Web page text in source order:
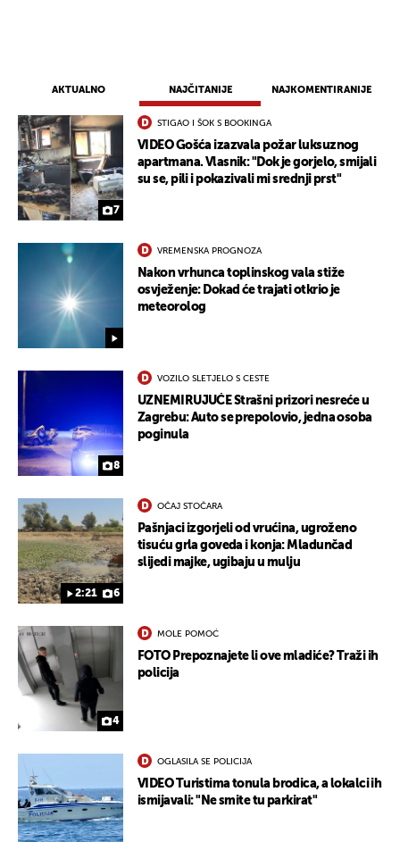
AKTUALNO NAJČITANIJE NAJKOMENTIRANIJE
7
STIGAO I ŠOK S BOOKINGA
VIDEO Gošća izazvala požar luksuznog
apartmana. Vlasnik: "Dok je gorjelo, smijali
su se, pili i pokazivali mi srednji prst"
VREMENSKA PROGNOZA
Nakon vrhunca toplinskog vala stiže
osvježenje: Dokad će trajati otkrio je
meteorolog
8
VOZILO SLETJELO S CESTE
UZNEMIRUJUĆE Strašni prizori nesreće u
Zagrebu: Auto se prepolovio, jedna osoba
poginula
2:21 6
OČAJ STOČARA
Pašnjaci izgorjeli od vrućina, ugroženo
tisuću grla goveda i konja: Mladunčad
slijedi majke, ugibaju u mulju
4
MOLE POMOĆ
FOTO Prepoznajete li ove mladiće? Traži ih
policija
OGLASILA SE POLICIJA
VIDEO Turistima tonula brodica, a lokalci ih
ismijavali: "Ne smite tu parkirat"